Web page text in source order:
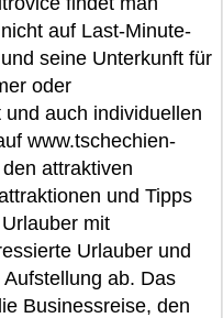
auf Last-Minute-
seine Unterkunft für
oder
auch individuellen
www.tschechien-
attraktiven
und Tipps
mit
Urlauber und
ab. Das
Businessreise, den